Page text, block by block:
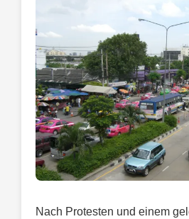
Nach Protesten und einem